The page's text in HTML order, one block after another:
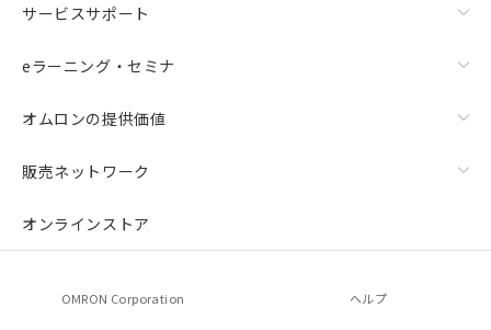
サービスサポート
eラーニング・セミナ
オムロンの提供価値
販売ネットワーク
オンラインストア
OMRON Corporation ヘルプ